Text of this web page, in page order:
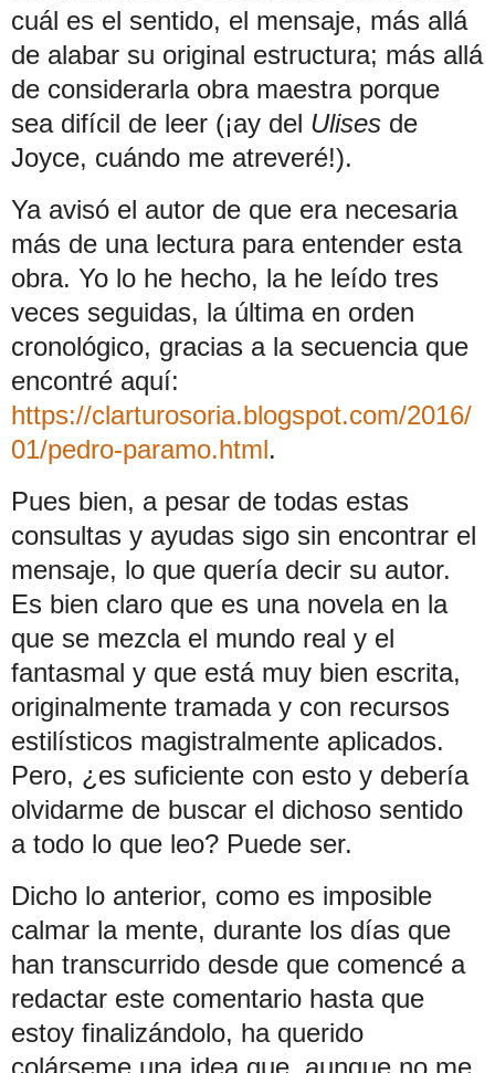
cuál es el sentido, el mensaje, más allá
de alabar su original estructura; más allá
de considerarla obra maestra porque
sea difícil de leer (¡ay del Ulises de
Joyce, cuándo me atreveré!).
Ya avisó el autor de que era necesaria
más de una lectura para entender esta
obra. Yo lo he hecho, la he leído tres
veces seguidas, la última en orden
cronológico, gracias a la secuencia que
encontré aquí:
https://clarturosoria.blogspot.com/2016/
01/pedro-paramo.html.
Pues bien, a pesar de todas estas
consultas y ayudas sigo sin encontrar el
mensaje, lo que quería decir su autor.
Es bien claro que es una novela en la
que se mezcla el mundo real y el
fantasmal y que está muy bien escrita,
originalmente tramada y con recursos
estilísticos magistralmente aplicados.
Pero, ¿es suficiente con esto y debería
olvidarme de buscar el dichoso sentido
a todo lo que leo? Puede ser.
Dicho lo anterior, como es imposible
calmar la mente, durante los días que
han transcurrido desde que comencé a
redactar este comentario hasta que
estoy finalizándolo, ha querido
colárseme una idea que, aunque no me